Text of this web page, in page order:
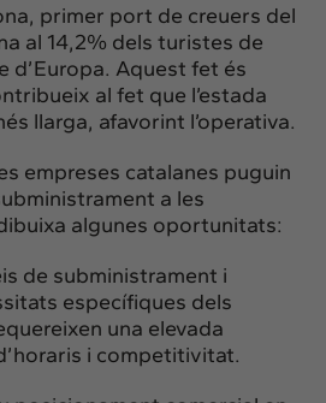
primer port de creuers del
al 14,2% dels turistes de
d’Europa. Aquest fet és
al fet que l’estada
llarga, afavorint l’operativa.
empreses catalanes puguin
a les
algunes oportunitats:
de subministrament i
específiques dels
una elevada
i competitivitat.